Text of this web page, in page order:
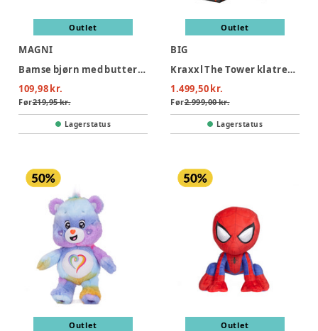
Outlet
MAGNI
Bamse bjørn med butterfly, 25 cm
109,98 kr.
Før219,95 kr.
Lagerstatus
Outlet
BIG
Kraxxl The Tower klatretårn
1.499,50 kr.
Før2.999,00 kr.
Lagerstatus
Outlet Outlet